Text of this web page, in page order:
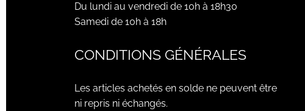
Du lundi au vendredi de 10h à 18h30
Samedi de 10h à 18h
CONDITIONS GÉNÉRALES
Les articles achetés en solde ne peuvent être
ni repris ni échangés.